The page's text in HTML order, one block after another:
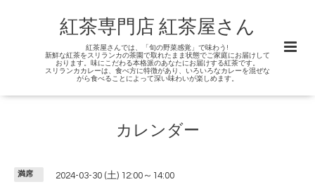
紅茶専門店 紅茶屋さん
紅茶屋さんでは、「旬の野菜感覚」で味わう!
新鮮な紅茶をスリランカの茶園で取れたまま状態でご家庭にお届けして
おります。味にこだわる本格派のあなたにお届けする紅茶です。
スリランカカレーは、食べ方に特徴があり、いろいろなカレーを混ぜな
がら食べることによって深い味わいが楽しめます。
カレンダー
満席 2024-03-30 (土) 12:00～14:00